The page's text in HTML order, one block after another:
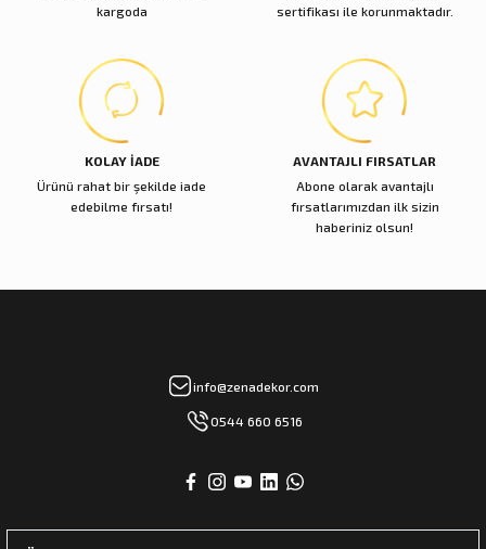
kargoda
sertifikası ile korunmaktadır.
KOLAY İADE
Ürünü rahat bir şekilde iade
edebilme fırsatı!
AVANTAJLI FIRSATLAR
Abone olarak avantajlı
fırsatlarımızdan ilk sizin
haberiniz olsun!
info@zenadekor.com
0544 660 6516